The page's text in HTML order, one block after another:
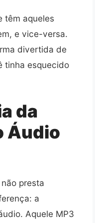
têm aqueles
e vice-versa.
divertida de
tinha esquecido
da
Áudio
presta
a
Aquele MP3